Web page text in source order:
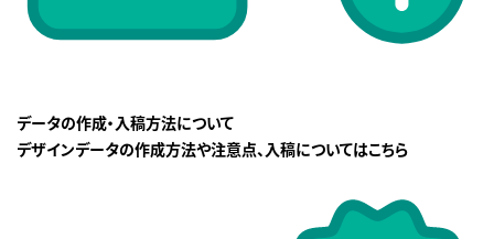
データの作成・入稿方法について
デザインデータの作成方法や注意点、入稿についてはこちら